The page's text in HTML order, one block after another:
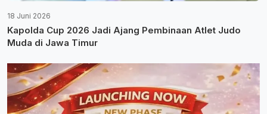
18 Juni 2026
Kapolda Cup 2026 Jadi Ajang Pembinaan Atlet Judo
Muda di Jawa Timur